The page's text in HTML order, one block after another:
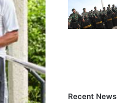
Recent News